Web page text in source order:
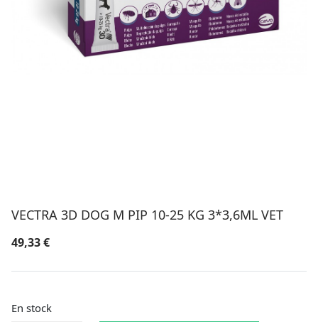
VECTRA 3D DOG M PIP 10-25 KG 3*3,6ML VET
49,33€
En stock